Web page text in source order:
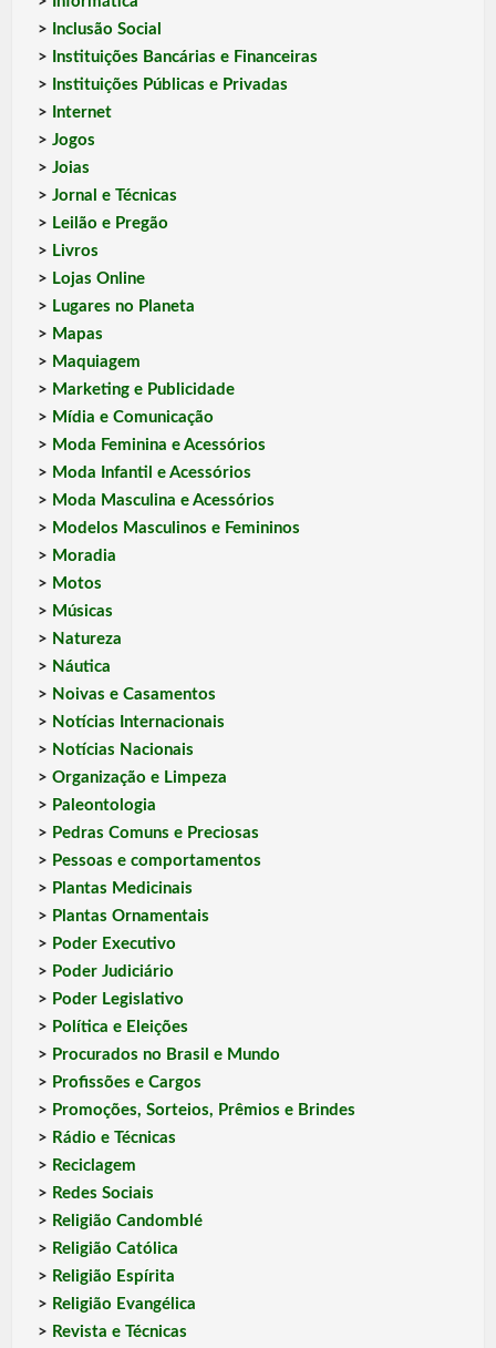
>
Inclusão Social
>
Instituições Bancárias e Financeiras
>
Instituições Públicas e Privadas
>
Internet
> Jogos
> Joias
> Jornal e Técnicas
> Leilão e Pregão
> Livros
> Lojas Online
> Lugares no Planeta
> Mapas
> Maquiagem
> Marketing e Publicidade
> Mídia e Comunicação
> Moda Feminina e Acessórios
> Moda Infantil e Acessórios
> Moda Masculina e Acessórios
> Modelos Masculinos e Femininos
> Moradia
> Motos
> Músicas
> Natureza
> Náutica
> Noivas e Casamentos
> Notícias Internacionais
> Notícias Nacionais
> Organização e Limpeza
> Paleontologia
> Pedras Comuns e Preciosas
> Pessoas e comportamentos
> Plantas Medicinais
> Plantas Ornamentais
> Poder Executivo
> Poder Judiciário
> Poder Legislativo
> Política e Eleições
> Procurados no Brasil e Mundo
> Profissões e Cargos
> Promoções, Sorteios, Prêmios e Brindes
> Rádio e Técnicas
> Reciclagem
> Redes Sociais
> Religião Candomblé
> Religião Católica
> Religião Espírita
> Religião Evangélica
> Revista e Técnicas